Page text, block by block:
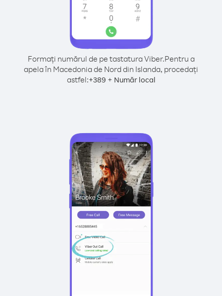
Formați numărul de pe tastatura Viber.Pentru a
apela în Macedonia de Nord din Islanda, procedați
astfel:+389 + Număr local